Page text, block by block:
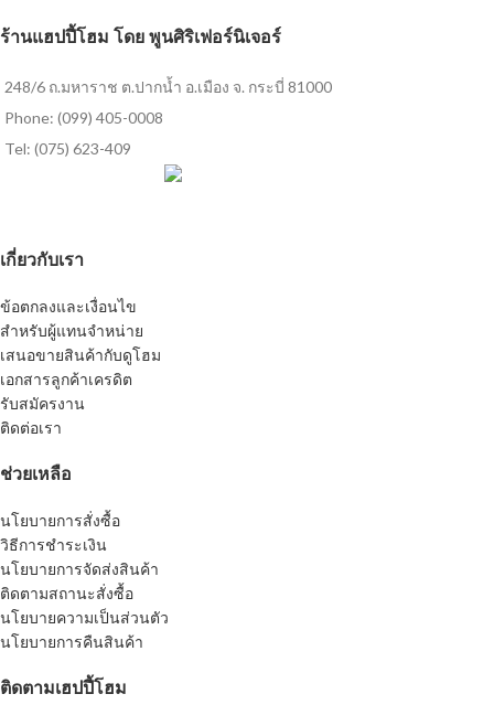
ร้านแฮปปี้โฮม โดย พูนศิริเฟอร์นิเจอร์
248/6 ถ.มหาราช ต.ปากน้ำ อ.เมือง จ. กระบี่ 81000
Phone: (099) 405-0008
Tel: (075) 623-409
เกี่ยวกับเรา
ข้อตกลงและเงื่อนไข
สำหรับผู้แทนจำหน่าย
เสนอขายสินค้ากับดูโฮม
เอกสารลูกค้าเครดิต
รับสมัครงาน
ติดต่อเรา
ช่วยเหลือ
นโยบายการสั่งซื้อ
วิธีการชำระเงิน
นโยบายการจัดส่งสินค้า
ติดตามสถานะสั่งซื้อ
นโยบายความเป็นส่วนตัว
นโยบายการคืนสินค้า
ติดตามเฮปปี้โฮม